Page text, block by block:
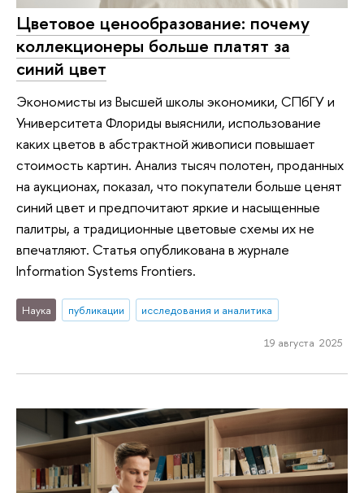
Цветовое ценообразование: почему
коллекционеры больше платят за
синий цвет
Экономисты из Высшей школы экономики, СПбГУ и
Университета Флориды выяснили, использование
каких цветов в абстрактной живописи повышает
стоимость картин. Анализ тысяч полотен, проданных
на аукционах, показал, что покупатели больше ценят
синий цвет и предпочитают яркие и насыщенные
палитры, а традиционные цветовые схемы их не
впечатляют. Статья опубликована в журнале
Information Systems Frontiers.
Наука публикации исследования и аналитика
19 августа 2025